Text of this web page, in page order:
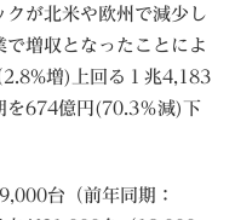
が北米や欧州で減少し
増収となったことによ
増)上回る１兆4,183
を674億円(70.3％減)下
台（前年同期：